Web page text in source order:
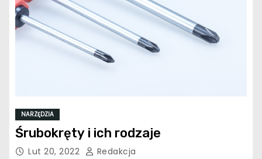
NARZĘDZIA
Śrubokręty i ich rodzaje
Lut 20, 2022 Redakcja